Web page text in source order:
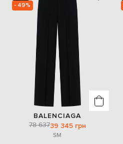
- 49%
BALENCIAGA
78 63739 345 грн
SM